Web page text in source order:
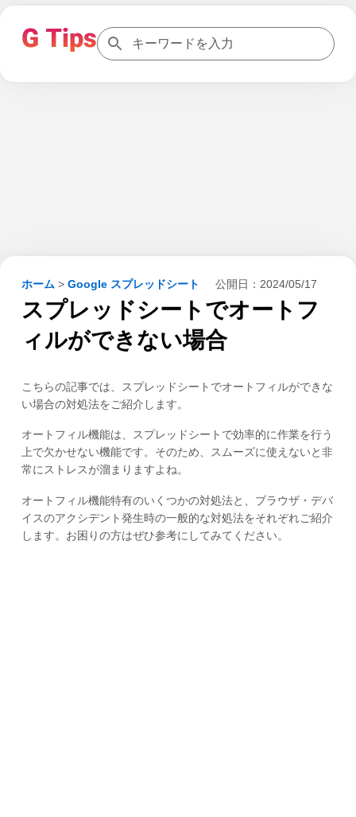
ホーム > Google スプレッドシート 公開日： 2024/05/17
スプレッドシートでオートフ
ィルができない場合
こちらの記事では、スプレッドシートでオートフィルができな
い場合の対処法をご紹介します。
オートフィル機能は、スプレッドシートで効率的に作業を行う
上で欠かせない機能です。そのため、スムーズに使えないと非
常にストレスが溜まりますよね。
オートフィル機能特有のいくつかの対処法と、ブラウザ・デバ
イスのアクシデント発生時の一般的な対処法をそれぞれご紹介
します。お困りの方はぜひ参考にしてみてください。